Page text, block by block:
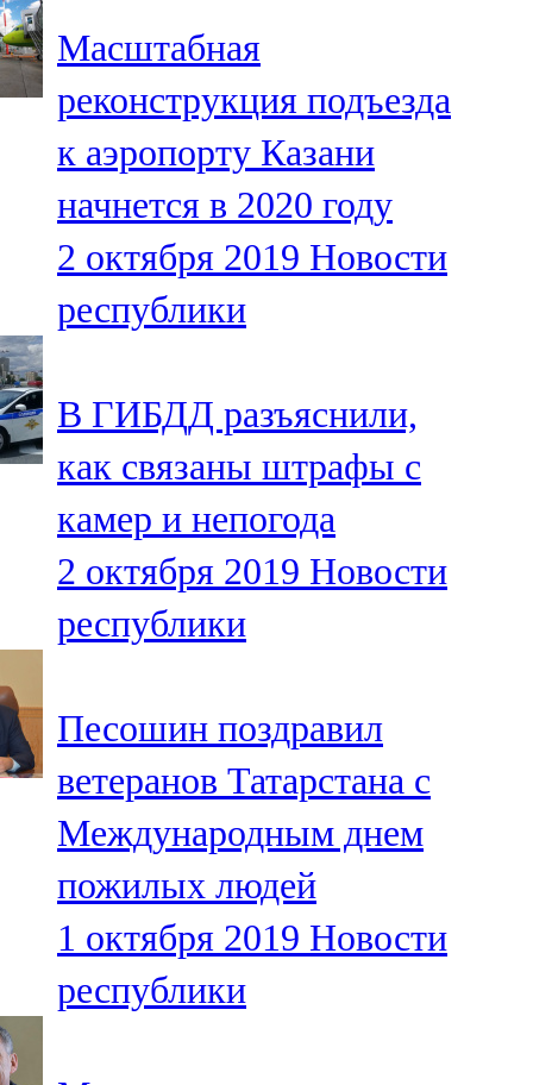
107,8 FM
Теләче
106,1 FM
Түбән Кама
102,6 FM
Чирмешән
Чистай
103,0 FM
Чүпрәле
91,0 FM
Шәмәрдән
Яңа чишмә
107,0 FM
Яр Чаллы
105,5 FM
Масштабная
реконструкция подъезда
к аэропорту Казани
начнется в 2020 году
2 октября 2019 Новости
республики
В ГИБДД разъяснили,
как связаны штрафы с
камер и непогода
2 октября 2019 Новости
республики
Песошин поздравил
ветеранов Татарстана с
Международным днем
пожилых людей
1 октября 2019 Новости
республики